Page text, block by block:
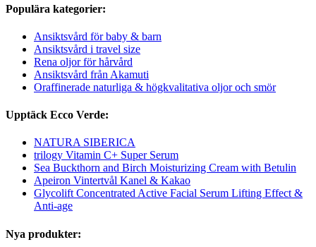
Populära kategorier:
Ansiktsvård för baby & barn
Ansiktsvård i travel size
Rena oljor för hårvård
Ansiktsvård från Akamuti
Oraffinerade naturliga & högkvalitativa oljor och smör
Upptäck Ecco Verde:
NATURA SIBERICA
trilogy Vitamin C+ Super Serum
Sea Buckthorn and Birch Moisturizing Cream with Betulin
Apeiron Vintertvål Kanel & Kakao
Glycolift Concentrated Active Facial Serum Lifting Effect &
Anti-age
Nya produkter: